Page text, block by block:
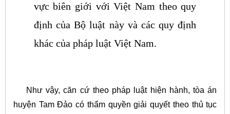
vực biên giới với Việt Nam theo quy
định của Bộ luật này và các quy định
khác của pháp luật Việt Nam.
Như vậy, căn cứ theo pháp luật hiện hành, tòa án
huyện Tam Đảo có thẩm quyền giải quyết theo thủ tục